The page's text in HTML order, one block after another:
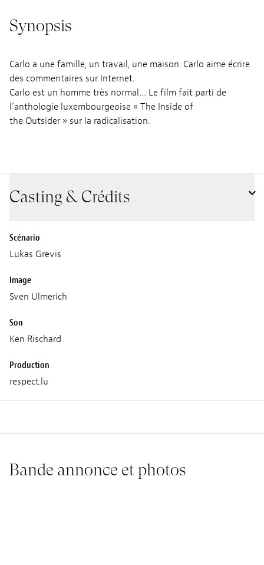
Synopsis
Carlo a une famille, un travail, une maison. Carlo aime écrire
des commentaires sur Internet.
Carlo est un homme très normal… Le film fait parti de
l’anthologie luxembourgeoise « The Inside of
the Outsider » sur la radicalisation.
Casting & Crédits
Scénario
Lukas Grevis
Image
Sven Ulmerich
Son
Ken Rischard
Production
respect.lu
Bande annonce et photos